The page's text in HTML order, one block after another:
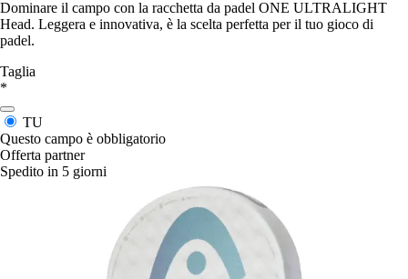
Dominare il campo con la racchetta da padel ONE ULTRALIGHT
Head. Leggera e innovativa, è la scelta perfetta per il tuo gioco di
padel.
Taglia
*
TU
Questo campo è obbligatorio
Offerta partner
Spedito in 5 giorni